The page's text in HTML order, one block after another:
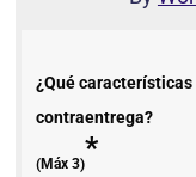
¿Qué
contraentrega?
(Máx 3)*